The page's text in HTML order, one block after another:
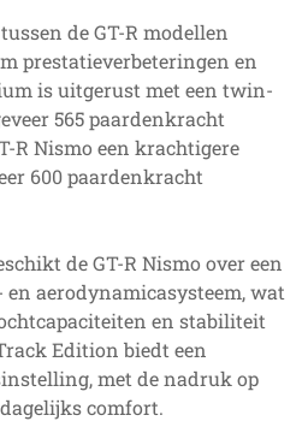
de GT-R modellen
prestatieverbeteringen en
is uitgerust met een twin-
565 paardenkracht
R Nismo een krachtigere
600 paardenkracht
de GT-R Nismo over een
aerodynamicasysteem, wat
en stabiliteit
Edition biedt een
met de nadruk op
comfort.